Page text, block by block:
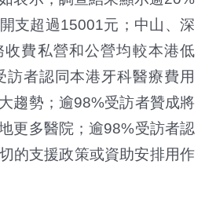
支超過15001元；中山、深
費私營和公營均較本港低
訪者認同本港牙科醫療費用
趨勢；逾98%受訪者贊成將
更多醫院；逾98%受訪者認
的支援政策或資助安排用作